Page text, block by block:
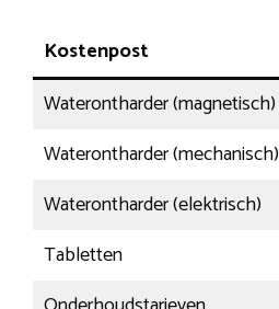
Kostenpost
Waterontharder (magnetisch)
Waterontharder (mechanisch)
Waterontharder (elektrisch)
Tabletten